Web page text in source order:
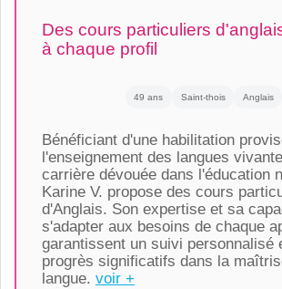
Des cours particuliers
à chaque profil
49 ans Saint-thois Anglais
Bénéficiant d'une habilitation
l'enseignement des langues
carrière dévouée dans l'éducation
Karine V. propose des cours
d'Anglais. Son expertise et sa
s'adapter aux besoins de chaque
garantissent un suivi personnalisé
progrès significatifs dans la
langue. voir +